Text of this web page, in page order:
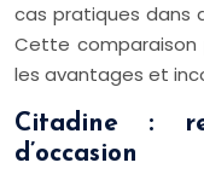
cas pratiques dans
Cette comparaison
les avantages et
Citadine :
d’occasion